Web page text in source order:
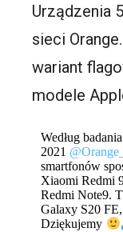
Urządzenia
sieci
wariant
modele
Według
2021
smartfonów
Xiaomi Redmi
Redmi Note9.
Galaxy S20
Dziękujemy